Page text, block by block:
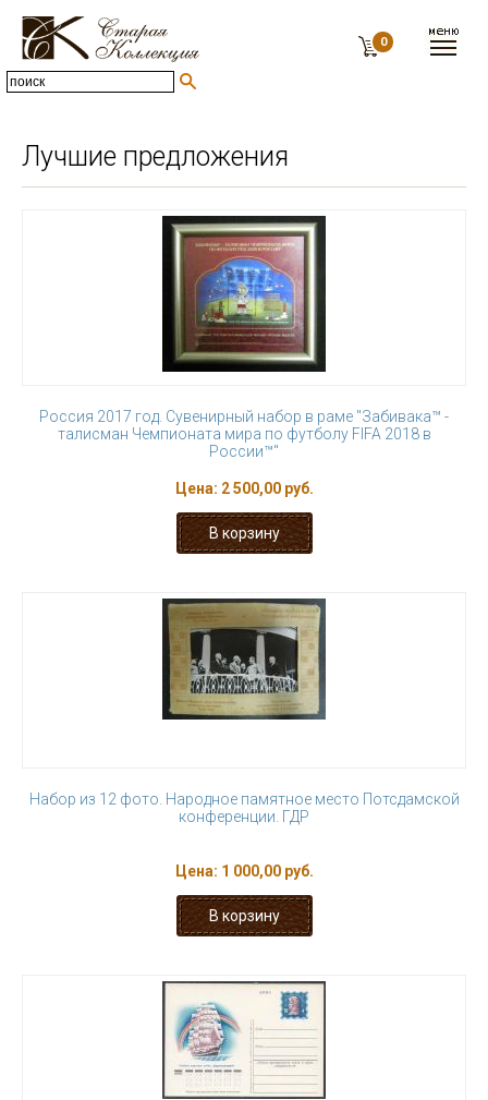
0
Лучшие предложения
Россия 2017 год. Сувенирный набор в раме "Забивака™ -
талисман Чемпионата мира по футболу FIFA 2018 в
России™"
Цена: 2 500,00 руб.
Набор из 12 фото. Народное памятное место Потсдамской
конференции. ГДР
Цена: 1 000,00 руб.